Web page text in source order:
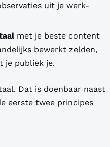
uit je werk-
met je beste content
bewerkt zelden,
je publiek je.
Dat is doenbaar naast
eerste twee principes